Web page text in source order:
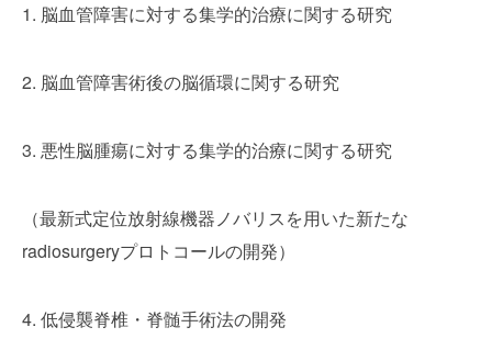
1. 脳血管障害に対する集学的治療に関する研究
2. 脳血管障害術後の脳循環に関する研究
3. 悪性脳腫瘍に対する集学的治療に関する研究
（ 最新式定位放射線機器ノバリスを用いた新たな
radiosurgeryプロトコールの開発）
4. 低侵襲脊椎・脊髄手術法の開発